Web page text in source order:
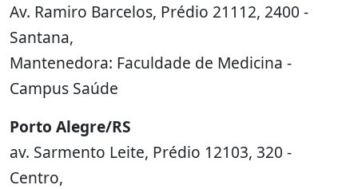
Av. Ramiro Barcelos, Prédio 21112, 2400 -
Santana,
Mantenedora: Faculdade de Medicina -
Campus Saúde
Porto Alegre/RS
av. Sarmento Leite, Prédio 12103, 320 -
Centro,